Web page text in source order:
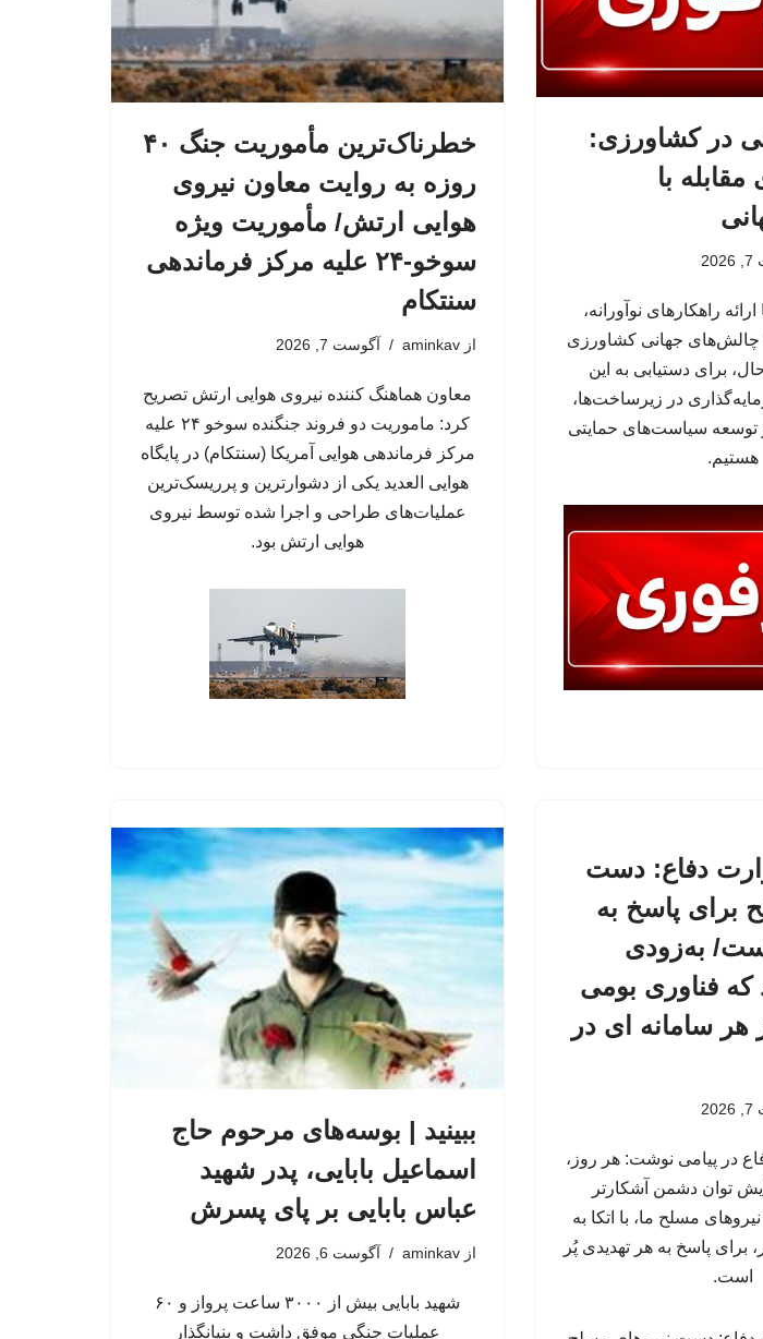
در کشاورزی:
با
راهکارهای نوآورانه،
چالش‌های جهانی کشاورزی
برای دستیابی به این
در زیرساخت‌ها،
توسعه سیاست‌های حمایتی
هستیم.
خطرناک‌ترین مأموریت جنگ ۴۰
روزه به روایت معاون نیروی
هوایی ارتش/ مأموریت ویژه
سوخو-۲۴ علیه مرکز فرماندهی
سنتکام
از aminkav آگوست 7, 2026
معاون هماهنگ کننده نیروی هوایی ارتش تصریح
کرد: ماموریت دو فروند جنگنده سوخو ۲۴ علیه
مرکز فرماندهی هوایی آمریکا (سنتکام) در پایگاه
هوایی العدید یکی از دشوارترین و پرریسک‌ترین
عملیات‌های طراحی و اجرا شده توسط نیروی
هوایی ارتش بود.
دفاع: دست
برای پاسخ به
به‌زودی
که فناوری بومی
هر سامانه ای در
در پیامی نوشت: هر روز،
توان دشمن آشکارتر
مسلح ما، با اتکا به
پاسخ به هر تهدیدی پُر
است.
ببینید | بوسه‌های مرحوم حاج
اسماعیل بابایی، پدر شهید
عباس بابایی بر پای پسرش
از aminkav آگوست 6, 2026
شهید بابایی بیش از ۳۰۰۰ ساعت پرواز و ۶۰
عملیات جنگی موفق داشت و بنیانگذار